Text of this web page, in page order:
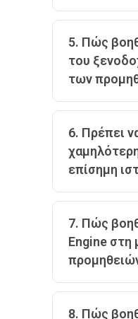
5. Πώς
του
των
6. Πρέπει
επίσημη
7. Πώς
Engine στη
8. Πώς